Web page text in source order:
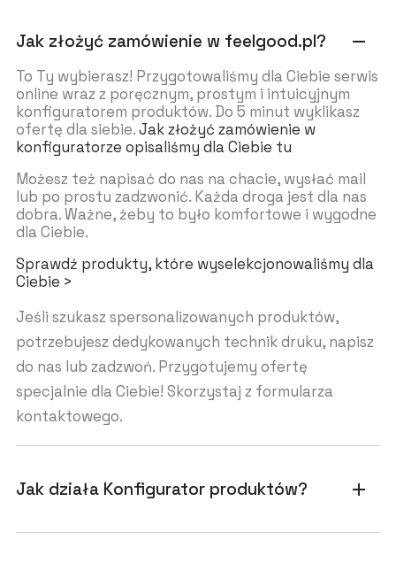
Jak złożyć zamówienie w feelgood.pl? remove
To Ty wybierasz! Przygotowaliśmy dla Ciebie serwis
online wraz z poręcznym, prostym i intuicyjnym
konfiguratorem produktów. Do 5 minut wyklikasz
ofertę dla siebie.Jak złożyć zamówienie w
konfiguratorze opisaliśmy dla Ciebie tu
Możesz też napisać do nas na chacie, wysłać mail
lub po prostu zadzwonić. Każda droga jest dla nas
dobra. Ważne, żeby to było komfortowe i wygodne
dla Ciebie.
Sprawdź produkty, które wyselekcjonowaliśmy dla
Ciebie >
Jeśli szukasz spersonalizowanych produktów,
potrzebujesz dedykowanych technik druku, napisz
do nas lub zadzwoń. Przygotujemy ofertę
specjalnie dla Ciebie! Skorzystaj z formularza
kontaktowego.
Jak działa Konfigurator produktów? add